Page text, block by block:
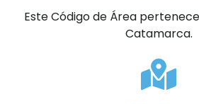
Este Código de Área
Catamarca.